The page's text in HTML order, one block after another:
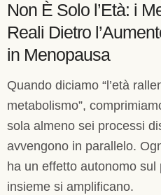
Non È Solo l’Età: i
Reali Dietro
in Menopausa
Quando diciamo “l’età
metabolismo”,
sola almeno sei processi
avvengono in parallelo.
ha un effetto autonomo
insieme si amplificano.